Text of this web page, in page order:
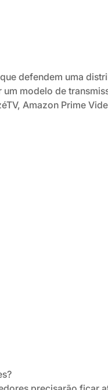
defendem uma
um modelo de
Amazon Prime